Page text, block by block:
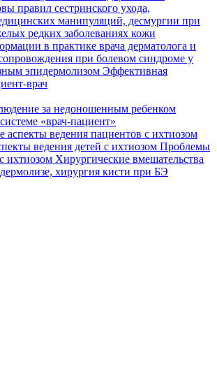
правил сестринского ухода,
манипуляций, десмургии при
редких заболеваниях кожи
в практике врача дерматолога и
при болевом синдроме у
эпидермолизом Эффективная
врач
за недоношенным ребенком
«врач-пациент»
аспекты ведения пациентов с ихтиозом
ведения детей с ихтиозом Проблемы
ихтиозом Хирургические вмешательства
хирургия кисти при БЭ